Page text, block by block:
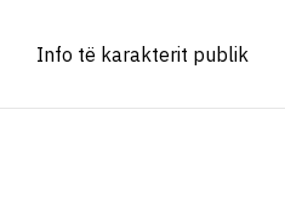
Info të karakterit publik